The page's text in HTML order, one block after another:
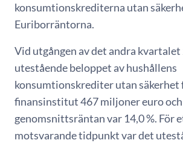
konsumtionskrediterna utan
Euriborräntorna.
Vid utgången av det andra kvartalet
utestående beloppet av hushållens
konsumtionskrediter utan säkerhet
finansinstitut 467 miljoner euro och
genomsnittsräntan var 14,0 %. För
motsvarande tidpunkt var det